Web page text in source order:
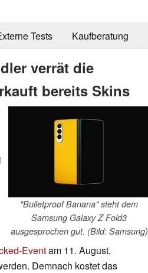
Tests Kaufberatung
verrät die
bereits Skins
"Bulletproof Banana" steht dem
Samsung Galaxy Z Fold3
ausgesprochen gut. (Bild: Samsung)
Eventam 11. August,
Demnach kostet das